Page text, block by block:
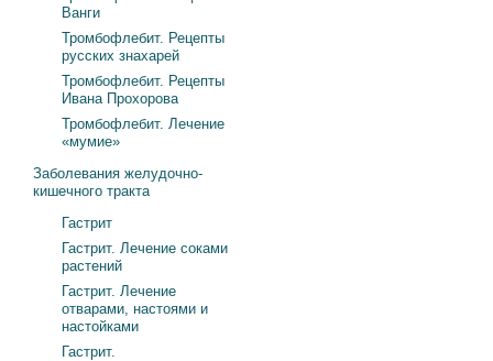
Ванги
Тромбофлебит. Рецепты
русских знахарей
Тромбофлебит. Рецепты
Ивана Прохорова
Тромбофлебит. Лечение
«мумие»
Заболевания желудочно-
кишечного тракта
Гастрит
Гастрит. Лечение соками
растений
Гастрит. Лечение
отварами, настоями и
настойками
Гастрит.